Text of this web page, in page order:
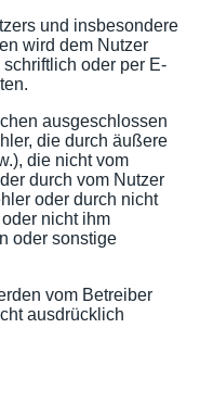
und insbesondere
wird dem Nutzer
oder per E-
ausgeschlossen
die durch äußere
die nicht vom
durch vom Nutzer
oder durch nicht
nicht ihm
oder sonstige
vom Betreiber
ausdrücklich